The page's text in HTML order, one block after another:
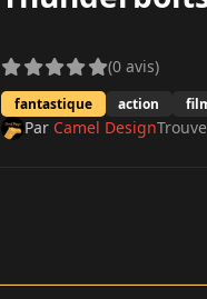
(0 avis)
fantastique action
Par Camel Design